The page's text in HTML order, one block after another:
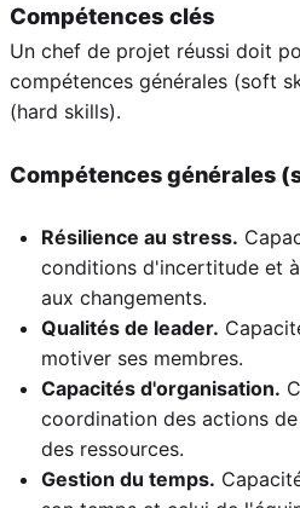
Compétences clés
Un chef de projet réussi doit
compétences générales (soft
(hard skills).
Compétences générales
Résilience au stress.
conditions d'incertitude et
aux changements.
Qualités de leader.
motiver ses membres.
Capacités d'organisation.
coordination des actions
des ressources.
Gestion du temps.